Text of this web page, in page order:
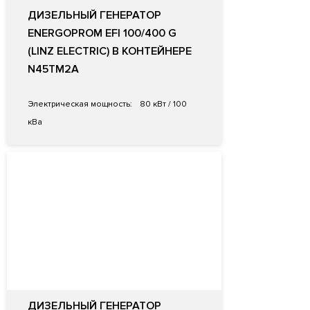
ДИЗЕЛЬНЫЙ ГЕНЕРАТОР
ENERGOPROM EFI 100/400 G
(LINZ ELECTRIC) В КОНТЕЙНЕРЕ
N45TM2A
Электрическая мощность:
80 кВт / 100
кВа
ДИЗЕЛЬНЫЙ ГЕНЕРАТОР